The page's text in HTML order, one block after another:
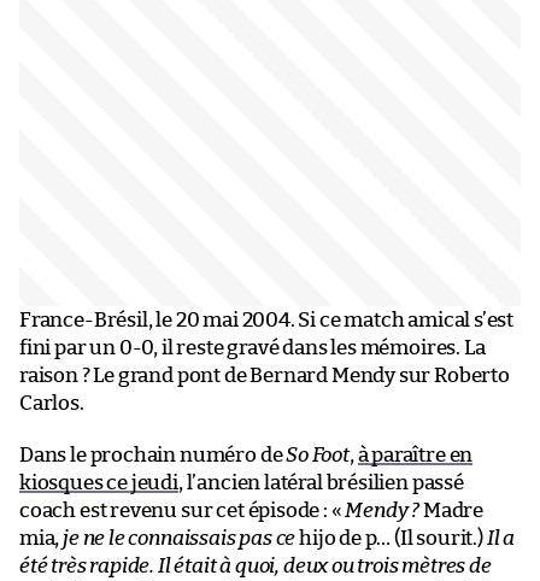
France-Brésil, le 20 mai 2004. Si ce match amical s’est
fini par un 0-0, il reste gravé dans les mémoires. La
raison ? Le grand pont de Bernard Mendy sur Roberto
Carlos.
Dans le prochain numéro deSo Foot, à paraître en
kiosques ce jeudi, l’ancien latéral brésilien passé
coach est revenu sur cet épisode : « Mendy ?Madre
mia, je ne le connaissais pas ce hijo de p… (Il sourit.) Il a
été très rapide. Il était à quoi, deux ou trois mètres de